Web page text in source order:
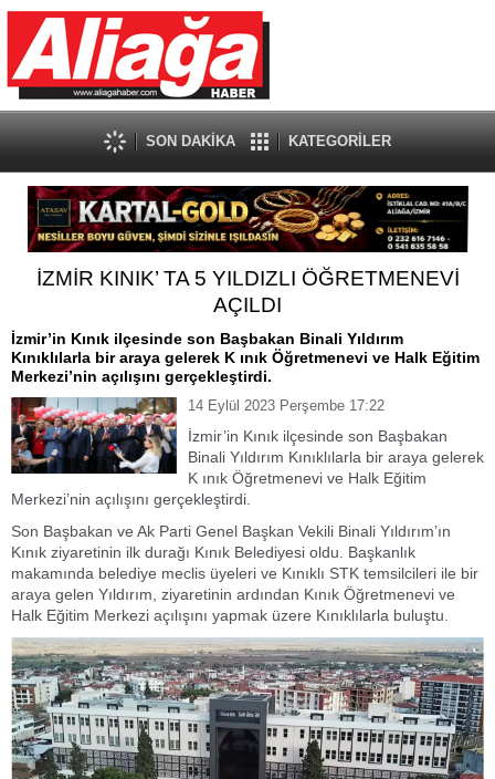
SON DAKİKA KATEGORİLER
İZMİR KINIK’ TA 5 YILDIZLI ÖĞRETMENEVİ
AÇILDI
İzmir’in Kınık ilçesinde son Başbakan Binali Yıldırım
Kınıklılarla bir araya gelerek K ınık Öğretmenevi ve Halk Eğitim
Merkezi’nin açılışını gerçekleştirdi.
14 Eylül 2023 Perşembe 17:22
İzmir’in Kınık ilçesinde son Başbakan
Binali Yıldırım Kınıklılarla bir araya gelerek
K ınık Öğretmenevi ve Halk Eğitim
Merkezi’nin açılışını gerçekleştirdi.
Son Başbakan ve Ak Parti Genel Başkan Vekili Binali Yıldırım’ın
Kınık ziyaretinin ilk durağı Kınık Belediyesi oldu. Başkanlık
makamında belediye meclis üyeleri ve Kınıklı STK temsilcileri ile bir
araya gelen Yıldırım, ziyaretinin ardından Kınık Öğretmenevi ve
Halk Eğitim Merkezi açılışını yapmak üzere Kınıklılarla buluştu.